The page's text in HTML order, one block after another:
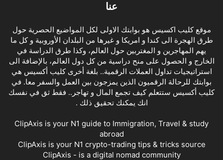
عنا
موقع كليب اكسيس هو بوابتك الاولى لكل المواضيع الحصرية حول
طرق الهجرة الى كندا و امريكا و غيرها من البلدان الأوروبية و كل ما
يهم المهاجرين و المغتربين حول العالم، وكذا طرق الدراسة في
الخارج و الحصول على منح دراسية من كل دول العالم، بالإضافة الى
استراتيجيات تداول العملات الرقمية.. بلغة أخرى كليب أكسيس هي
بوابتك للرحالة الرقميون الذين يمزجون بين العمل والسفر معا. في
كليب أكسيس ستتعلم كيف تجمع المال و تهاجر.. فقط ثق في نفسك
انك يمكنك تحقيق ذلك .
ClipAxis is your N1 guide to Immigration, Travel & study
abroad
ClipAxis is your N1 crypto-trading tips & tricks source
ClipAxis - is a digital nomad community